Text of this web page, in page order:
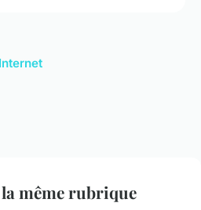
même rubrique